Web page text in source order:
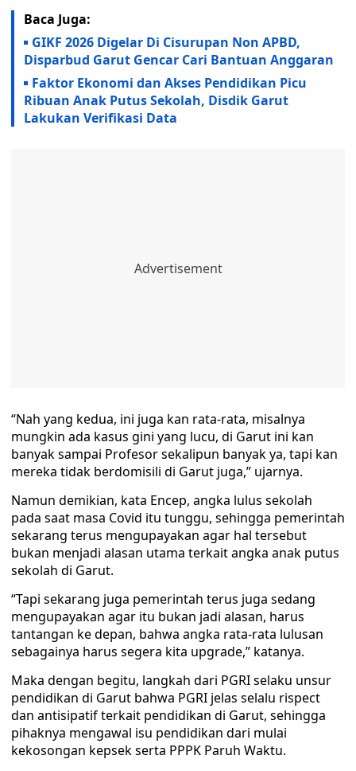
Baca Juga:
GIKF 2026 Digelar Di Cisurupan Non APBD,
Disparbud Garut Gencar Cari Bantuan Anggaran
Faktor Ekonomi dan Akses Pendidikan Picu
Ribuan Anak Putus Sekolah, Disdik Garut
Lakukan Verifikasi Data
“Nah yang kedua, ini juga kan rata-rata, misalnya
mungkin ada kasus gini yang lucu, di Garut ini kan
banyak sampai Profesor sekalipun banyak ya, tapi kan
mereka tidak berdomisili di Garut juga,” ujarnya.
Namun demikian, kata Encep, angka lulus sekolah
pada saat masa Covid itu tunggu, sehingga pemerintah
sekarang terus mengupayakan agar hal tersebut
bukan menjadi alasan utama terkait angka anak putus
sekolah di Garut.
“Tapi sekarang juga pemerintah terus juga sedang
mengupayakan agar itu bukan jadi alasan, harus
tantangan ke depan, bahwa angka rata-rata lulusan
sebagainya harus segera kita upgrade,” katanya.
Maka dengan begitu, langkah dari PGRI selaku unsur
pendidikan di Garut bahwa PGRI jelas selalu rispect
dan antisipatif terkait pendidikan di Garut, sehingga
pihaknya mengawal isu pendidikan dari mulai
kekosongan kepsek serta PPPK Paruh Waktu.